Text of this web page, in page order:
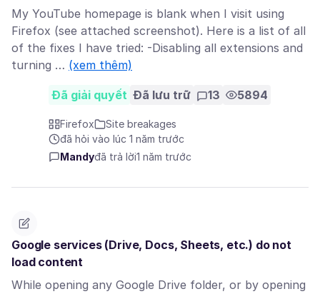
My YouTube homepage is blank when I visit using
Firefox (see attached screenshot). Here is a list of all
of the fixes I have tried: -Disabling all extensions and
turning … (xem thêm)
Đã giải quyết Đã lưu trữ 13 5894
Firefox
Site breakages
đã hỏi vào lúc 1 năm trước
Mandyđã trả lời1 năm trước
Google services (Drive, Docs, Sheets, etc.) do not
load content
While opening any Google Drive folder, or by opening